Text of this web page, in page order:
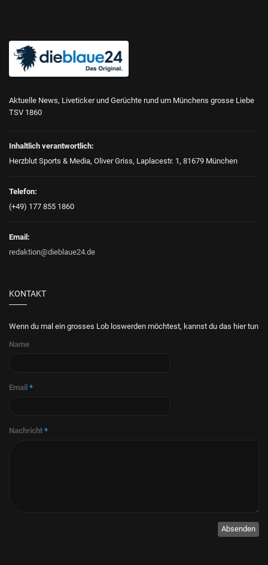
Aktuelle News, Liveticker und Gerüchte rund um Münchens grosse Liebe
TSV 1860
Inhaltlich verantwortlich:
Herzblut Sports & Media, Oliver Griss, Laplacestr. 1, 81679 München
Telefon:
(+49) 177 855 1860
Email:
redaktion@dieblaue24.de
KONTAKT
Wenn du mal ein grosses Lob loswerden möchtest, kannst du das hier tun
Name
Email *
Nachricht *
Absenden